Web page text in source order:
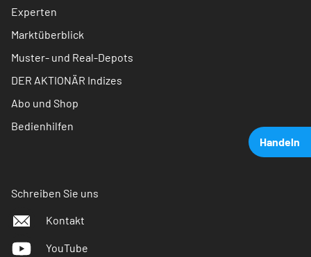
Handeln
Experten
Marktüberblick
Muster- und Real-Depots
DER AKTIONÄR Indizes
Abo und Shop
Bedienhilfen
Schreiben Sie uns
Kontakt
YouTube